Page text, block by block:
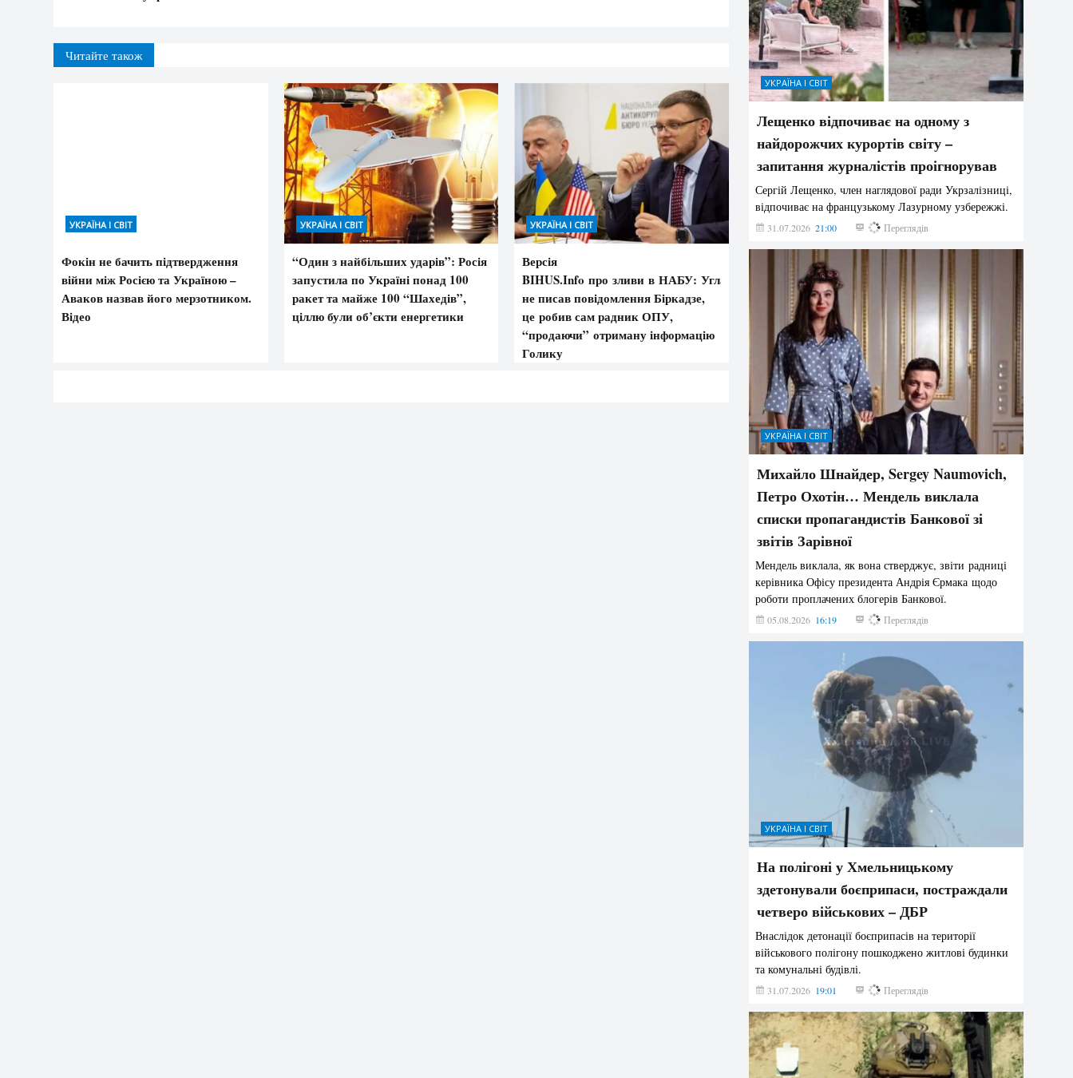
Читайте також
УКРАЇНА І СВІТ
Фокін не бачить підтвердження
війни між Росією та Україною –
Аваков назвав його мерзотником.
Відео
УКРАЇНА І СВІТ
“Один з найбільших ударів”: Росія
запустила по Україні понад 100
ракет та майже 100 “Шахедів”,
ціллю були об’єкти енергетики
УКРАЇНА І СВІТ
Версія
BIHUS.Info про зливи в НАБУ: Углава
не писав повідомлення Біркадзе,
це робив сам радник ОПУ,
“продаючи” отриману інформацію
Голику
УКРАЇНА І СВІТ
Лещенко відпочиває на одному з
найдорожчих курортів світу –
запитання журналістів проігнорував
Сергій Лещенко, член наглядової ради Укрзалізниці,
відпочиває на французькому Лазурному узбережжі.
31.07.2026 21:00 218 Переглядів
УКРАЇНА І СВІТ
Михайло Шнайдер, Sergey Naumovich,
Петро Охотін… Мендель виклала
списки пропагандистів Банкової зі
звітів Зарівної
Мендель виклала, як вона стверджує, звіти радниці
керівника Офісу президента Андрія Єрмака щодо
роботи проплачених блогерів Банкової.
05.08.2026 16:19 211 Переглядів
УКРАЇНА І СВІТ
На полігоні у Хмельницькому
здетонували боєприпаси, постраждали
четверо військових – ДБР
Внаслідок детонації боєприпасів на території
військового полігону пошкоджено житлові будинки
та комунальні будівлі.
31.07.2026 19:01 194 Переглядів